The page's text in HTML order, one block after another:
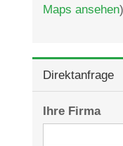
Maps ansehen)
Direktanfrage
Ihre Firma